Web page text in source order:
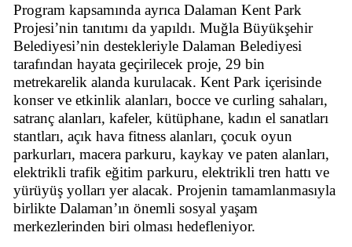
Program kapsamında ayrıca Dalaman Kent Park
Projesi’nin tanıtımı da yapıldı. Muğla Büyükşehir
Belediyesi’nin destekleriyle Dalaman Belediyesi
tarafından hayata geçirilecek proje, 29 bin
metrekarelik alanda kurulacak. Kent Park içerisinde
konser ve etkinlik alanları, bocce ve curling sahaları,
satranç alanları, kafeler, kütüphane, kadın el sanatları
stantları, açık hava fitness alanları, çocuk oyun
parkurları, macera parkuru, kaykay ve paten alanları,
elektrikli trafik eğitim parkuru, elektrikli tren hattı ve
yürüyüş yolları yer alacak. Projenin tamamlanmasıyla
birlikte Dalaman’ın önemli sosyal yaşam
merkezlerinden biri olması hedefleniyor.